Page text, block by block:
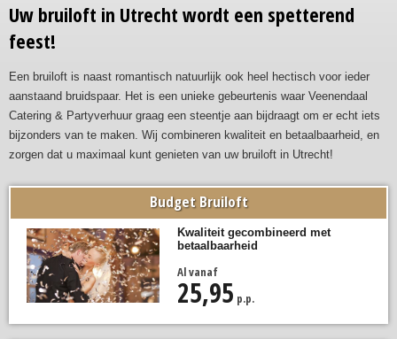
Uw bruiloft in Utrecht wordt een spetterend
feest!
Een bruiloft is naast romantisch natuurlijk ook heel hectisch voor ieder
aanstaand bruidspaar. Het is een unieke gebeurtenis waar Veenendaal
Catering & Partyverhuur graag een steentje aan bijdraagt om er echt iets
bijzonders van te maken. Wij combineren kwaliteit en betaalbaarheid, en
zorgen dat u maximaal kunt genieten van uw bruiloft in Utrecht!
Budget Bruiloft
Kwaliteit gecombineerd met
betaalbaarheid
Al vanaf
25,95 p.p.